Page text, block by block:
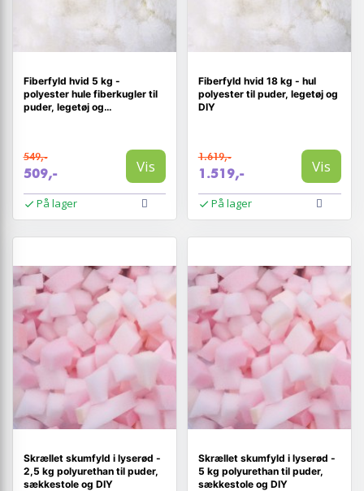
Fiberfyld hvid 5 kg -
polyester hule fiberkugler til
puder, legetøj og
549,-
509,- Vis
På lager
Fiberfyld hvid 18 kg - hul
polyester til puder, legetøj og
DIY
1.619,-
1.519,- Vis
På lager
Skrællet skumfyld i lyserød -
2,5 kg polyurethan til puder,
sækkestole og DIY
Skrællet skumfyld i lyserød -
5 kg polyurethan til puder,
sækkestole og DIY